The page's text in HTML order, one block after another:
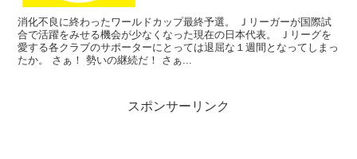
消化不良に終わったワールドカップ最終予選。 Ｊリーガーが国際試
合で活躍をみせる機会が少なくなった現在の日本代表。 Ｊリーグを
愛する各クラブのサポーターにとっては退屈な１週間となってしまっ
たか。 さぁ！ 勢いの継続だ！ さぁ...
スポンサーリンク